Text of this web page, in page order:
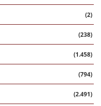
(2)
(238)
(1.458)
(794)
(2.491)